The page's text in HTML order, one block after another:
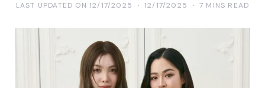
LAST UPDATED ON 12/17/2025
12/17/2025 7 MINS READ